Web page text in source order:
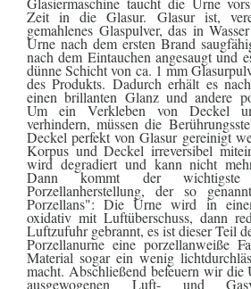
Zeit in die Glasur. Glasur ist,
gemahlenes Glaspulver, das in
Urne nach dem ersten Brand
nach dem Eintauchen angesaugt und
dünne Schicht von ca. 1 mm
des Produkts. Dadurch erhält es
einen brillanten Glanz und andere
Um ein Verkleben von Deckel
verhindern, müssen die
Deckel perfekt von Glasur gereinigt
Korpus und Deckel irreversibel
wird degradiert und kann nicht
Dann kommt der
Porzellanherstellung, der so
Porzellans": Die Urne wird in
oxidativ mit Luftüberschuss, dann
Luftzufuhr gebrannt, es ist dieser Teil
Porzellanurne eine porzellanweiße
Material sogar ein wenig
macht. Abschließend befeuern wir die
ausgewogenen Luft- und